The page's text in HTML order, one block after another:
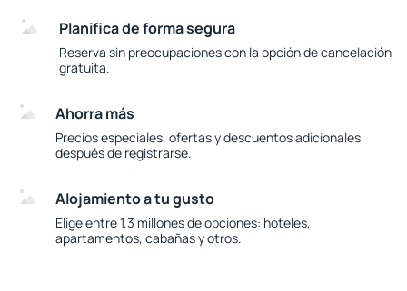
Planifica de forma segura
Reserva sin preocupaciones con la opción de cancelación
gratuita.
Ahorra más
Precios especiales, ofertas y descuentos adicionales
después de registrarse.
Alojamiento a tu gusto
Elige entre 1.3 millones de opciones: hoteles,
apartamentos, cabañas y otros.